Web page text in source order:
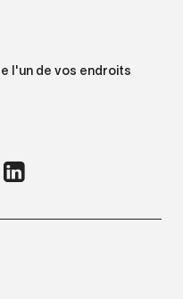
l'un de vos endroits